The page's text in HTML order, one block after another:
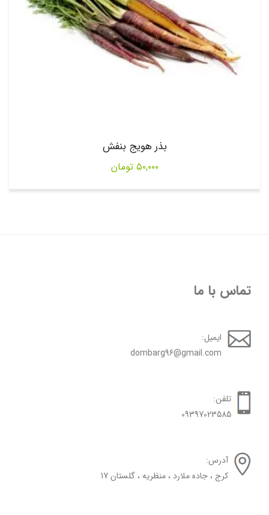
بذر هویج بنفش
۵۰,۰۰۰ تومان
تماس با ما
ایمیل:
dombarg96@gmail.com
تلفن:
09397023585
آدرس:
کرج ، جاده ملارد ، منظریه ، گلستان 17